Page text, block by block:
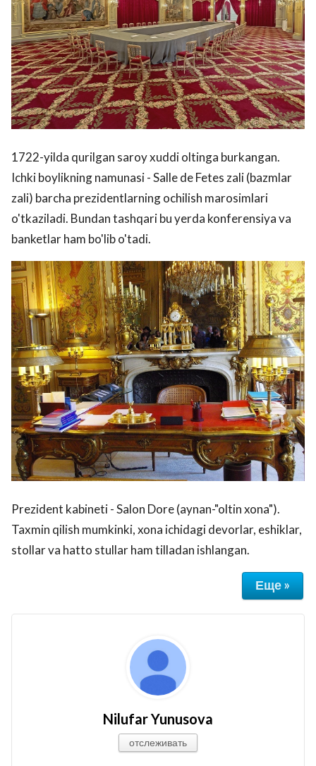
1722-yilda qurilgan saroy xuddi oltinga burkangan.
Ichki boylikning namunasi - Salle de Fetes zali (bazmlar
zali) barcha prezidentlarning ochilish marosimlari
o'tkaziladi. Bundan tashqari bu yerda konferensiya va
banketlar ham bo'lib o'tadi.
Prezident kabineti - Salon Dore (aynan-"oltin xona").
Taxmin qilish mumkinki, xona ichidagi devorlar, eshiklar,
stollar va hatto stullar ham tilladan ishlangan.
Еще »
Nilufar Yunusova
отслеживать